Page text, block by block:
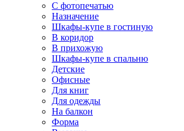
С фотопечатью
Назначение
Шкафы-купе в гостиную
В коридор
В прихожую
Шкафы-купе в спальню
Детские
Офисные
Для книг
Для одежды
На балкон
Форма